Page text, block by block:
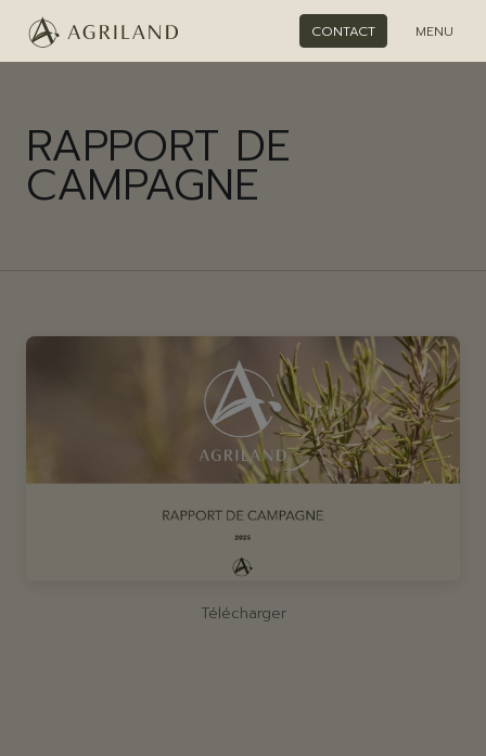
CONTACT MENU
RAPPORT DE
CAMPAGNE
Télécharger